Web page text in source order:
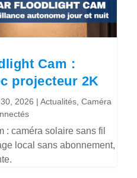
Cam :
projecteur 2K
2026 |Actualités ,Caméra
: caméra solaire sans fil
local sans abonnement,